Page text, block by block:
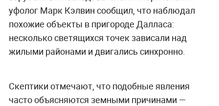
уфолог Марк Кэлвин сообщил, что наблюдал
похожие объекты в пригороде Далласа:
несколько светящихся точек зависали над
жилыми районами и двигались синхронно.
Скептики отмечают, что подобные явления
часто объясняются земными причинами —